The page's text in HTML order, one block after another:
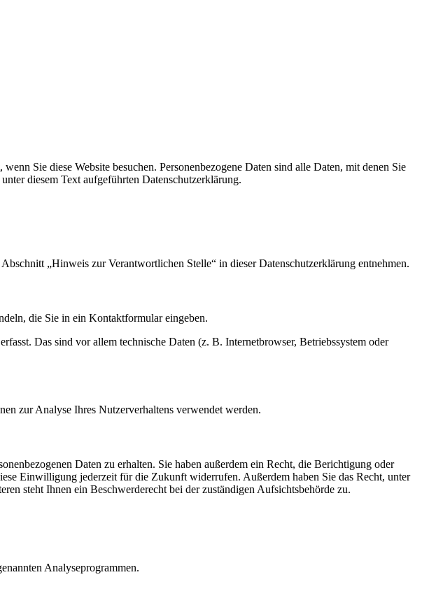
Sie diese Website besuchen. Personenbezogene Daten sind alle Daten, mit denen Sie
diesem Text aufgeführten Datenschutzerklärung.
„Hinweis zur Verantwortlichen Stelle“ in dieser Datenschutzerklärung entnehmen.
die Sie in ein Kontaktformular eingeben.
Das sind vor allem technische Daten (z. B. Internetbrowser, Betriebssystem oder
zur Analyse Ihres Nutzerverhaltens verwendet werden.
Daten zu erhalten. Sie haben außerdem ein Recht, die Berichtigung oder
Einwilligung jederzeit für die Zukunft widerrufen. Außerdem haben Sie das Recht, unter
steht Ihnen ein Beschwerderecht bei der zuständigen Aufsichtsbehörde zu.
Analyseprogrammen.